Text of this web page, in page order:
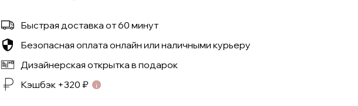
Быстрая доставка от 60 минут
Безопасная оплата онлайн или наличными курьеру
Дизайнерская открытка в подарок
Кэшбэк +320 ₽